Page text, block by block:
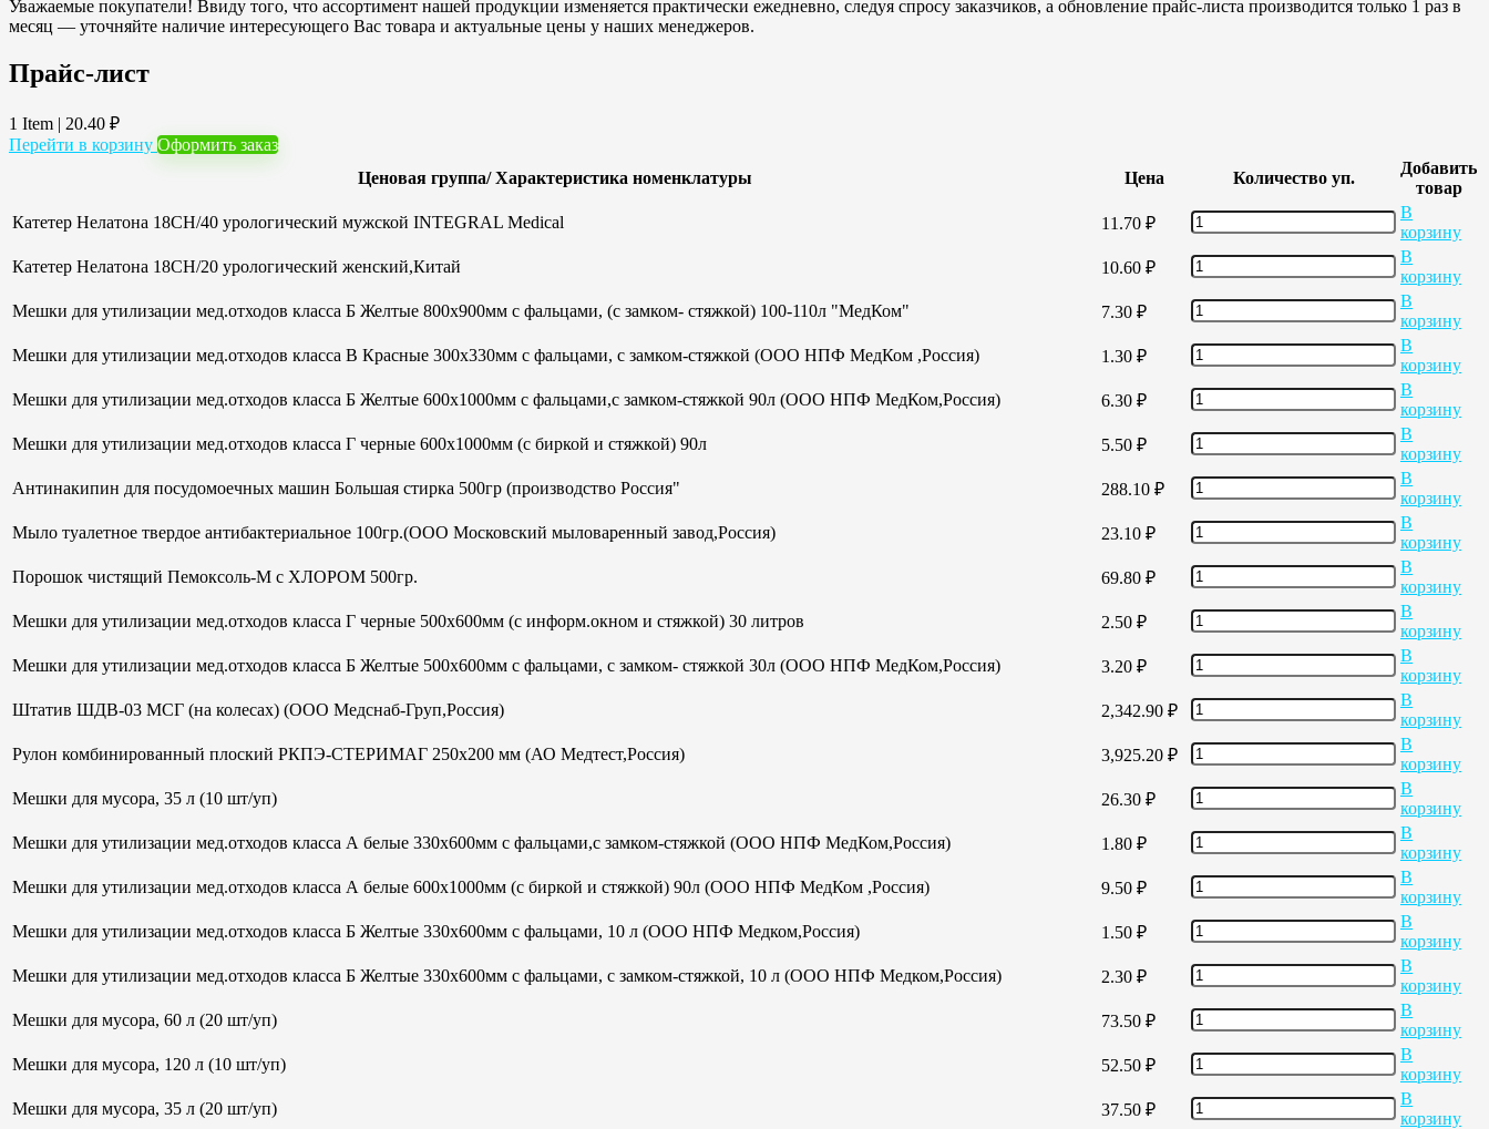
Уважаемые покупатели! Ввиду того, что ассортимент нашей продукции изменяется практически ежедневно, следуя спросу заказчиков, а обновление прайс-листа производится только 1 раз в
месяц — уточняйте наличие интересующего Вас товара и актуальные цены у наших менеджеров.
Прайс-лист
1 Item | 20.40 ₽
Перейти в корзину Оформить заказ
Ценовая группа/ Характеристика номенклатуры
Цена Количество уп.
Добавить
товар
Катетер Нелатона 18CH/40 урологический мужской INTEGRAL Medical
11.70 ₽
В
корзину
Катетер Нелатона 18CH/20 урологический женский,Китай
10.60 ₽
В
корзину
Мешки для утилизации мед.отходов класса Б Желтые 800х900мм с фальцами, (с замком- стяжкой) 100-110л "МедКом"
7.30 ₽
В
корзину
Мешки для утилизации мед.отходов класса В Красные 300х330мм с фальцами, с замком-стяжкой (ООО НПФ МедКом ,Россия)
1.30 ₽
В
корзину
Мешки для утилизации мед.отходов класса Б Желтые 600х1000мм с фальцами,с замком-стяжкой 90л (ООО НПФ МедКом,Россия)
6.30 ₽
В
корзину
Мешки для утилизации мед.отходов класса Г черные 600х1000мм (с биркой и стяжкой) 90л
5.50 ₽
В
корзину
Антинакипин для посудомоечных машин Большая стирка 500гр (производство Россия"
288.10 ₽
В
корзину
Мыло туалетное твердое антибактериальное 100гр.(ООО Московский мыловаренный завод,Россия)
23.10 ₽
В
корзину
Порошок чистящий Пемоксоль-М с ХЛОРОМ 500гр.
69.80 ₽
В
корзину
Мешки для утилизации мед.отходов класса Г черные 500х600мм (с информ.окном и стяжкой) 30 литров
2.50 ₽
В
корзину
Мешки для утилизации мед.отходов класса Б Желтые 500х600мм с фальцами, с замком- стяжкой 30л (ООО НПФ МедКом,Россия)
3.20 ₽
В
корзину
Штатив ШДВ-03 МСГ (на колесах) (ООО Медснаб-Груп,Россия)
2,342.90 ₽
В
корзину
Рулон комбинированный плоский РКПЭ-СТЕРИМАГ 250х200 мм (АО Медтест,Россия)
3,925.20 ₽
В
корзину
Мешки для мусора, 35 л (10 шт/уп)
26.30 ₽
В
корзину
Мешки для утилизации мед.отходов класса А белые 330х600мм с фальцами,с замком-стяжкой (ООО НПФ МедКом,Россия)
1.80 ₽
В
корзину
Мешки для утилизации мед.отходов класса А белые 600х1000мм (с биркой и стяжкой) 90л (ООО НПФ МедКом ,Россия)
9.50 ₽
В
корзину
Мешки для утилизации мед.отходов класса Б Желтые 330х600мм с фальцами, 10 л (ООО НПФ Медком,Россия)
1.50 ₽
В
корзину
Мешки для утилизации мед.отходов класса Б Желтые 330х600мм с фальцами, с замком-стяжкой, 10 л (ООО НПФ Медком,Россия)
2.30 ₽
В
корзину
Мешки для мусора, 60 л (20 шт/уп)
73.50 ₽
В
корзину
Мешки для мусора, 120 л (10 шт/уп)
52.50 ₽
В
корзину
Мешки для мусора, 35 л (20 шт/уп)
37.50 ₽
В
корзину